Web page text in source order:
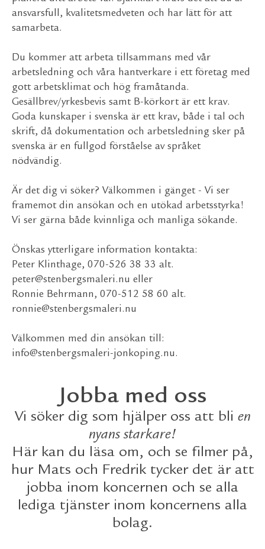
ansvarsfull, kvalitetsmedveten och har lätt för att
samarbeta.
Du kommer att arbeta tillsammans med vår
arbetsledning och våra hantverkare i ett företag med
gott arbetsklimat och hög framåtanda.
Gesällbrev/yrkesbevis samt B-körkort är ett krav.
Goda kunskaper i svenska är ett krav, både i tal och
skrift, då dokumentation och arbetsledning sker på
svenska är en fullgod förståelse av språket
nödvändig.
Är det dig vi söker? Välkommen i gänget - Vi ser
framemot din ansökan och en utökad arbetsstyrka!
Vi ser gärna både kvinnliga och manliga sökande.
Önskas ytterligare information kontakta:
Peter Klinthage, 070-526 38 33 alt.
peter@stenbergsmaleri.nu eller
Ronnie Behrmann, 070-512 58 60 alt.
ronnie@stenbergsmaleri.nu
Välkommen med din ansökan till:
info@stenbergsmaleri-jonkoping.nu.
Jobba med oss
Vi söker dig som hjälper oss att bli en
nyans starkare!
Här kan du läsa om, och se filmer på,
hur Mats och Fredrik tycker det är att
jobba inom koncernen och se alla
lediga tjänster inom koncernens alla
bolag.